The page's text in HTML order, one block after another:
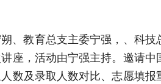
、教育总支主委宁强，、科
座，活动由宁强主持。邀请
数及录取人数对比、志愿填